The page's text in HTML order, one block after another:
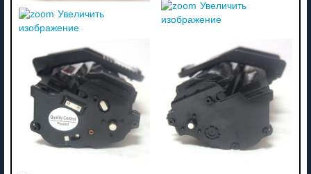
Увеличить
изображение
Увеличить
изображение